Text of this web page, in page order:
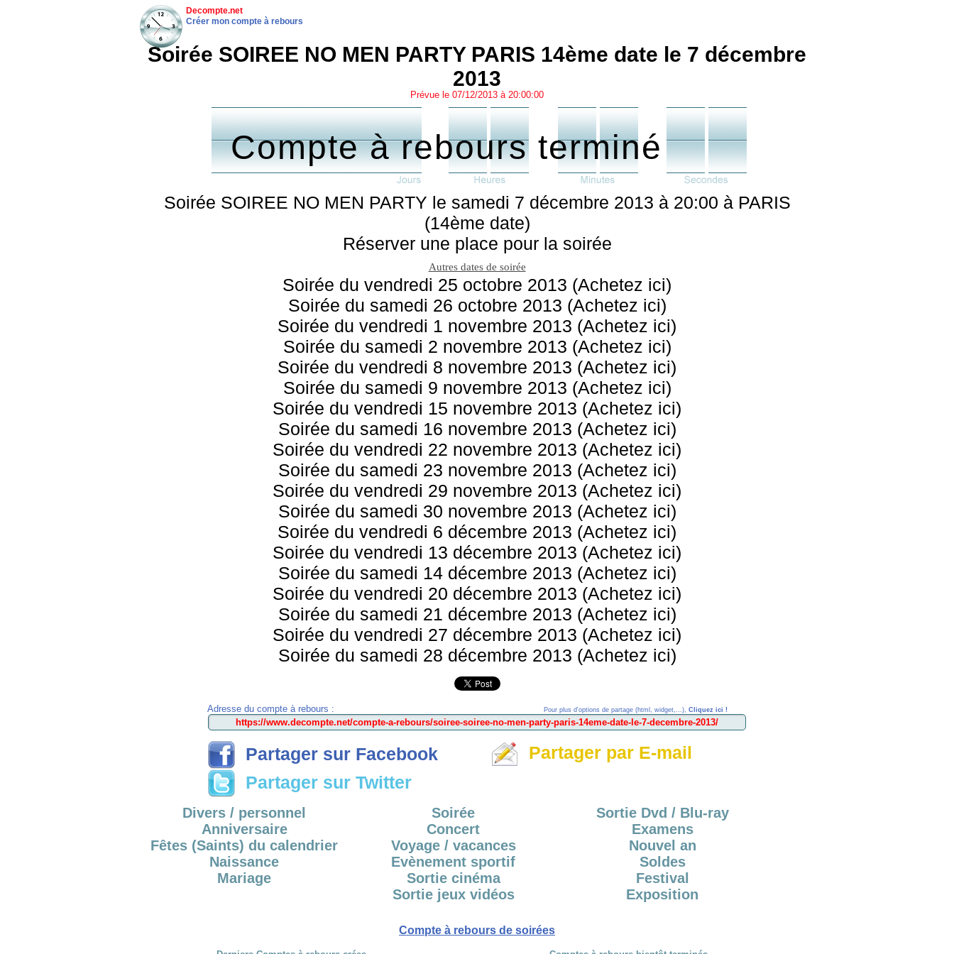
Decompte.net
Créer mon compte à rebours
Soirée SOIREE NO MEN PARTY PARIS 14ème date le 7 décembre
2013
Prévue le 07/12/2013 à 20:00:00
Compte à rebours terminé
Soirée SOIREE NO MEN PARTY le samedi 7 décembre 2013 à 20:00 à PARIS
(14ème date)
Réserver une place pour la soirée
Autres dates de soirée
Soirée du vendredi 25 octobre 2013 (Achetez ici)
Soirée du samedi 26 octobre 2013 (Achetez ici)
Soirée du vendredi 1 novembre 2013 (Achetez ici)
Soirée du samedi 2 novembre 2013 (Achetez ici)
Soirée du vendredi 8 novembre 2013 (Achetez ici)
Soirée du samedi 9 novembre 2013 (Achetez ici)
Soirée du vendredi 15 novembre 2013 (Achetez ici)
Soirée du samedi 16 novembre 2013 (Achetez ici)
Soirée du vendredi 22 novembre 2013 (Achetez ici)
Soirée du samedi 23 novembre 2013 (Achetez ici)
Soirée du vendredi 29 novembre 2013 (Achetez ici)
Soirée du samedi 30 novembre 2013 (Achetez ici)
Soirée du vendredi 6 décembre 2013 (Achetez ici)
Soirée du vendredi 13 décembre 2013 (Achetez ici)
Soirée du samedi 14 décembre 2013 (Achetez ici)
Soirée du vendredi 20 décembre 2013 (Achetez ici)
Soirée du samedi 21 décembre 2013 (Achetez ici)
Soirée du vendredi 27 décembre 2013 (Achetez ici)
Soirée du samedi 28 décembre 2013 (Achetez ici)
Adresse du compte à rebours : Pour plus d'options de partage (html, widget,...), Cliquez ici !
Partager sur Facebook
Partager sur Twitter
Partager par E-mail
Divers / personnel
Anniversaire
Fêtes (Saints) du calendrier
Naissance
Mariage
Soirée
Concert
Voyage / vacances
Evènement sportif
Sortie cinéma
Sortie jeux vidéos
Sortie Dvd / Blu-ray
Examens
Nouvel an
Soldes
Festival
Exposition
Compte à rebours de soirées